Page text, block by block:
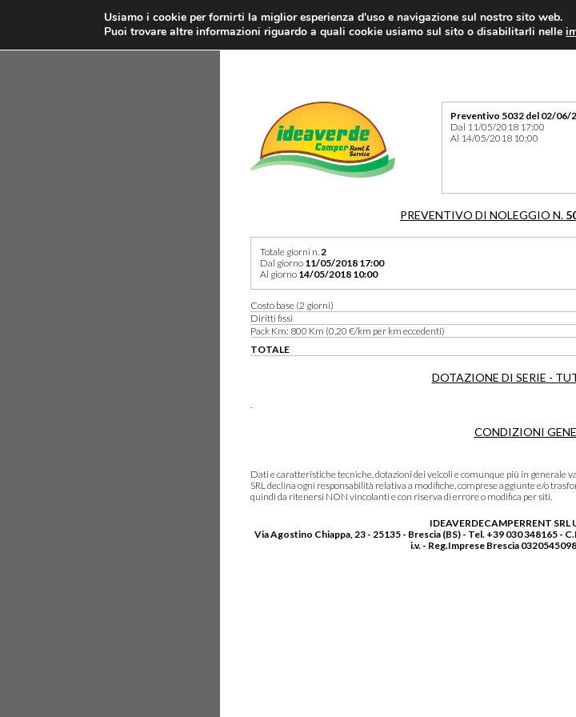
Preventivo 5032 del 02/06/
Dal 11/05/2018 17:00
Al 14/05/2018 10:00
PREVENTIVO DI NOLEGGIO N.
Totale giorni n.2
Dal giorno 11/05/2018 17:00
Al giorno 14/05/2018 10:00
Costo base (2 giorni)
Diritti fissi
Pack Km: 800 Km (0,20 €/km per km eccedenti)
TOTALE
DOTAZIONE DI SERIE -
.
CONDIZIONI
Dati e caratteristiche tecniche, dotazioni dei veicoli e comunque più in generale
SRL declina ogni responsabilità relativa a modifiche, comprese aggiunte e/o
quindi da ritenersi NON vincolanti e con riserva di errore o modifica per siti.
IDEAVERDECAMPERRENT SRL
Via Agostino Chiappa, 23 - 25135 - Brescia (BS) - Tel. +39 030 348165 -
i.v. - Reg.Imprese Brescia
Usiamo i cookie per fornirti la miglior esperienza d'uso e navigazione sul nostro sito web.
Puoi trovare altre informazioni riguardo a quali cookie usiamo sul sito o disabilitarli nelle